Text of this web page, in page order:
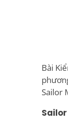
Bài
Sailor